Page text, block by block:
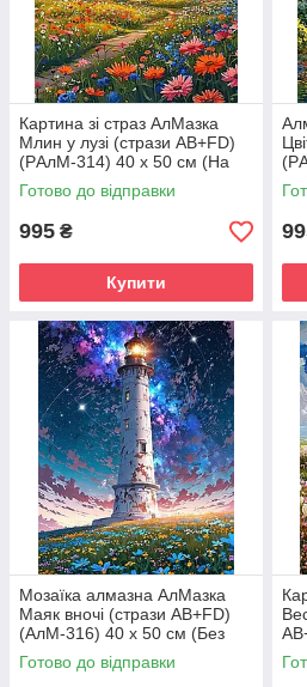
Картина зі страз АлМазка
Млин у лузі (стрази AB+FD)
(PАлМ-314) 40 х 50 см (На
підрамнику)
Готово до відправки
995 ₴
Купити
Мозаїка алмазна АлМазка
Маяк вночі (стрази AB+FD)
(АлМ-316) 40 х 50 см (Без
підрамника)
Готово до відправки